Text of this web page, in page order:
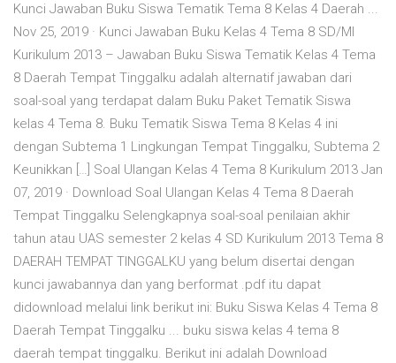
Kunci Jawaban Buku Siswa Tematik Tema 8 Kelas 4 Daerah ...
Nov 25, 2019 · Kunci Jawaban Buku Kelas 4 Tema 8 SD/MI
Kurikulum 2013 – Jawaban Buku Siswa Tematik Kelas 4 Tema
8 Daerah Tempat Tinggalku adalah alternatif jawaban dari
soal-soal yang terdapat dalam Buku Paket Tematik Siswa
kelas 4 Tema 8. Buku Tematik Siswa Tema 8 Kelas 4 ini
dengan Subtema 1 Lingkungan Tempat Tinggalku, Subtema 2
Keunikkan […] Soal Ulangan Kelas 4 Tema 8 Kurikulum 2013 Jan
07, 2019 · Download Soal Ulangan Kelas 4 Tema 8 Daerah
Tempat Tinggalku Selengkapnya soal-soal penilaian akhir
tahun atau UAS semester 2 kelas 4 SD Kurikulum 2013 Tema 8
DAERAH TEMPAT TINGGALKU yang belum disertai dengan
kunci jawabannya dan yang berformat .pdf itu dapat
didownload melalui link berikut ini: Buku Siswa Kelas 4 Tema 8
Daerah Tempat Tinggalku ... buku siswa kelas 4 tema 8
daerah tempat tinggalku. Berikut ini adalah Download